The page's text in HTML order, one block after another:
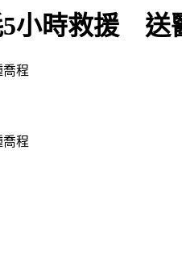
5小時救援 送
程
喬程